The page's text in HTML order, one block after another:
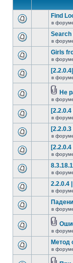
Find
в
Search
в
Girls
в
в
Не
в
в
в
в
в
2.2.0.4
в
в
в
Метод
в